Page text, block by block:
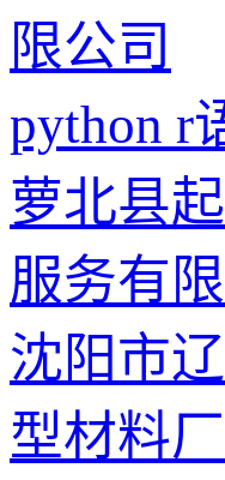
限公司
python r
萝北县
服务有
沈阳市
型材料厂